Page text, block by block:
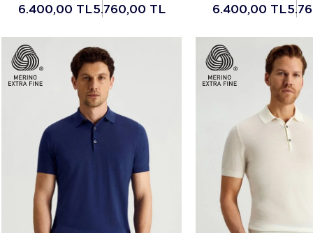
6.400,00 TL5.760,00 TL 6.400,00 TL